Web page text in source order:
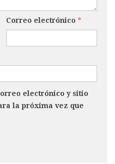
Correo electrónico *
electrónico y sitio
la próxima vez que